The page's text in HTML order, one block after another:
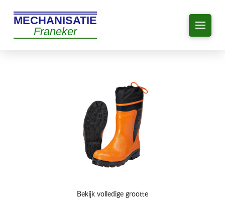
MECHANISATIE
Franeker
Bekijk volledige grootte